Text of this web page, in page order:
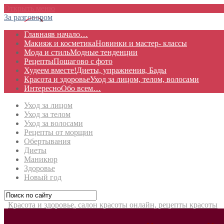
За разговором
Главнаяв начало…
Макияж и косметикаНовинки и мастер- классы
Мода и стильМодные тенденции
РецептыПошагово с фото
Худеем вместе!Диеты, упражнения, Бады
Красота и здоровьеУход за лицом, телом, волосами
ИнтересноОбо всем…
Уход за лицом
Уход за телом
Уход за волосами
Рецепты от морщин
Обертывания
Диеты
Маникюр
Здоровье
Новый год
Красота и здоровье, салон красоты онлайн, рецепты красоты